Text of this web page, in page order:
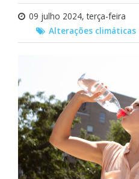
09 julho 2024, terça-feira
Alterações climáticas